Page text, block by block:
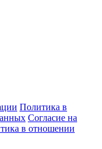
Политика в
Согласие на
в отношении